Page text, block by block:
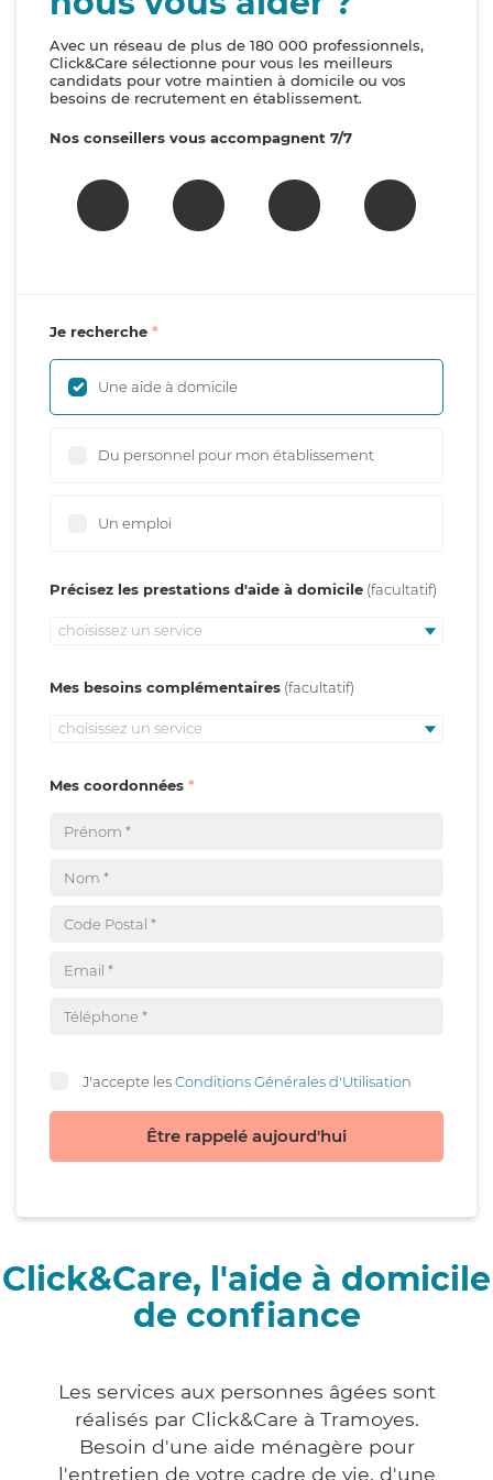
Avec un réseau de plus de 180 000 professionnels,
Click&Care sélectionne pour vous les meilleurs
candidats pour votre maintien à domicile ou vos
besoins de recrutement en établissement.
Nos conseillers vous accompagnent 7/7
Je recherche
Une aide à domicile
Du personnel pour mon établissement
Un emploi
Précisez les prestations d'aide à domicile
choisissez un service
Mes besoins complémentaires
choisissez un service
Mes coordonnées
J'accepte lesConditions Générales d'Utilisation
Être rappelé aujourd'hui
Click&Care, l'aide à domicile
de confiance
Les services aux personnes âgées sont
réalisés par Click&Care à Tramoyes.
Besoin d'une aide ménagère pour
l'entretien de votre cadre de vie, d'une